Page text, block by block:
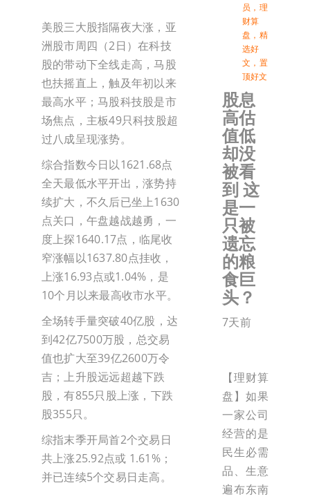
美股三大股指隔夜大涨，亚
洲股市周四（2日）在科技
股的带动下全线走高，马股
也扶摇直上，触及年初以来
最高水平；马股科技股是市
场焦点，主板49只科技股超
过八成呈现涨势。
综合指数今日以1621.68点
全天最低水平开出，涨势持
续扩大，不久后已坐上1630
点关口，午盘越战越勇，一
度上探1640.17点，临尾收
窄涨幅以1637.80点挂收，
上涨16.93点或1.04%，是
10个月以来最高收市水平。
全场转手量突破40亿股，达
到42亿7500万股，总交易
值也扩大至39亿2600万令
吉；上升股远远超越下跌
股，有855只股上涨，下跌
股355只。
综指末季开局首2个交易日
共上涨25.92点或 1.61%；
并已连续5个交易日走高。
员 ， 理
财算
盘 ， 精
选好
文 ， 置
顶好文
股息
高估
值低
却没
被看
到 这
是一
只被
遗忘
的粮
食巨
头？
7天前
【理财算
盘】如果
一家公司
经营的是
民生必需
品、生意
遍布东南